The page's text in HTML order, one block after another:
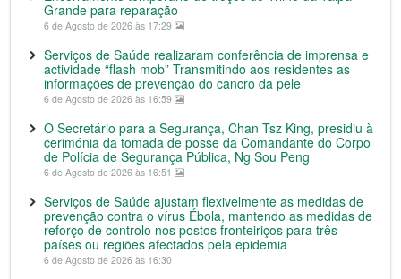
Grande para reparação
6 de Agosto de 2026 às 17:29
Serviços de Saúde realizaram conferência de imprensa e
actividade “flash mob” Transmitindo aos residentes as
informações de prevenção do cancro da pele
6 de Agosto de 2026 às 16:59
O Secretário para a Segurança, Chan Tsz King, presidiu à
cerimónia da tomada de posse da Comandante do Corpo
de Polícia de Segurança Pública, Ng Sou Peng
6 de Agosto de 2026 às 16:51
Serviços de Saúde ajustam flexivelmente as medidas de
prevenção contra o vírus Ébola, mantendo as medidas de
reforço de controlo nos postos fronteiriços para três
países ou regiões afectados pela epidemia
6 de Agosto de 2026 às 16:30